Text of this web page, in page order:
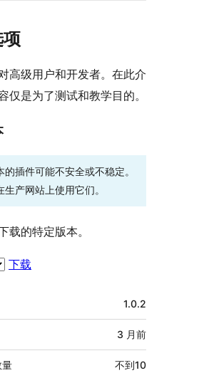
高级用户和开发者。在此介
仅是为了测试和教学目的。
的插件可能不安全或不稳定。
生产网站上使用它们。
载的特定版本。
下载
1.0.2
3 月前
量 不到10